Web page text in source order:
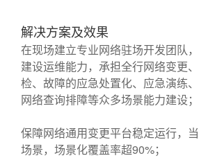
解决方案及效果
在现场建立专业网络驻场开发团队
建设运维能力，承担全行网络变更
检、故障的应急处置化、应急演练、
网络查询排障等众多场景能力建设；
保障网络通用变更平台稳定运行，
场景，场景化覆盖率超90%；